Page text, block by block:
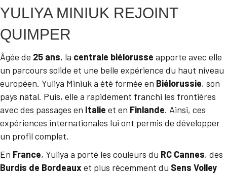
YULIYA MINIUK REJOINT
QUIMPER
Âgée de 25 ans, la centrale biélorusse apporte avec elle
un parcours solide et une belle expérience du haut niveau
européen. Yuliya Miniuk a été formée en Biélorussie, son
pays natal. Puis, elle a rapidement franchi les frontières
avec des passages en Italie et en Finlande. Ainsi, ces
expériences internationales lui ont permis de développer
un profil complet.
En France, Yuliya a porté les couleurs du RC Cannes, des
Burdis de Bordeauxet plus récemment du Sens Volley